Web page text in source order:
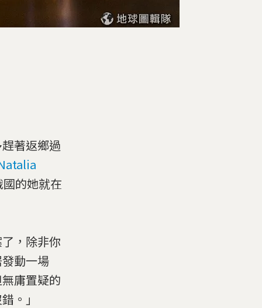
著返鄉過
的她就在
，除非你
動一場
庸置疑的
。」